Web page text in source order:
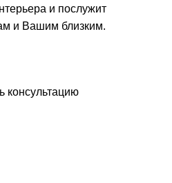
и послужит
и Вашим близким.
консультацию